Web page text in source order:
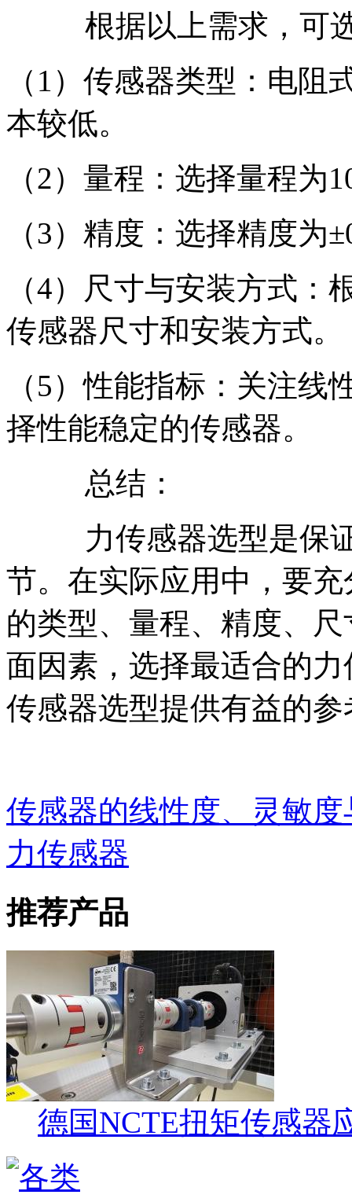
根据以上需求，可
（1）传感器类型：电
本较低。
（2）量程：选择量程为
（3）精度：选择精度为
（4）尺寸与安装方式
传感器尺寸和安装方式。
（5）性能指标：关注
择性能稳定的传感器。
总结：
力传感器选型是保
节。在实际应用中，要
的类型、量程、精度、
面因素，选择最适合的
传感器选型提供有益的参
传感器的线性度、灵敏
力传感器
推荐产品
德国NCTE扭矩传感器